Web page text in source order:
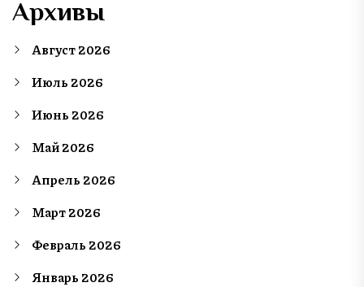
Архивы
Август 2026
Июль 2026
Июнь 2026
Май 2026
Апрель 2026
Март 2026
Февраль 2026
Январь 2026